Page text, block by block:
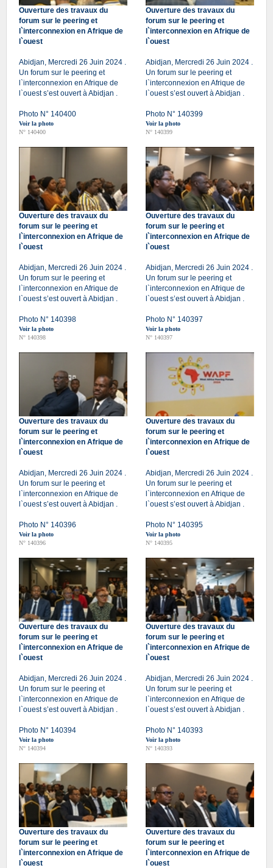
Ouverture des travaux du
forum sur le peering et
l`interconnexion en Afrique de
l`ouest
Abidjan, Mercredi 26 Juin 2024 .
Un forum sur le peering et
l`interconnexion en Afrique de
l`ouest s’est ouvert à Abidjan .
Photo N° 140400
Voir la photo
N° 140400
Ouverture des travaux du
forum sur le peering et
l`interconnexion en Afrique de
l`ouest
Abidjan, Mercredi 26 Juin 2024 .
Un forum sur le peering et
l`interconnexion en Afrique de
l`ouest s’est ouvert à Abidjan .
Photo N° 140399
Voir la photo
N° 140399
Ouverture des travaux du
forum sur le peering et
l`interconnexion en Afrique de
l`ouest
Abidjan, Mercredi 26 Juin 2024 .
Un forum sur le peering et
l`interconnexion en Afrique de
l`ouest s’est ouvert à Abidjan .
Photo N° 140398
Voir la photo
N° 140398
Ouverture des travaux du
forum sur le peering et
l`interconnexion en Afrique de
l`ouest
Abidjan, Mercredi 26 Juin 2024 .
Un forum sur le peering et
l`interconnexion en Afrique de
l`ouest s’est ouvert à Abidjan .
Photo N° 140397
Voir la photo
N° 140397
Ouverture des travaux du
forum sur le peering et
l`interconnexion en Afrique de
l`ouest
Abidjan, Mercredi 26 Juin 2024 .
Un forum sur le peering et
l`interconnexion en Afrique de
l`ouest s’est ouvert à Abidjan .
Photo N° 140396
Voir la photo
N° 140396
Ouverture des travaux du
forum sur le peering et
l`interconnexion en Afrique de
l`ouest
Abidjan, Mercredi 26 Juin 2024 .
Un forum sur le peering et
l`interconnexion en Afrique de
l`ouest s’est ouvert à Abidjan .
Photo N° 140395
Voir la photo
N° 140395
Ouverture des travaux du
forum sur le peering et
l`interconnexion en Afrique de
l`ouest
Abidjan, Mercredi 26 Juin 2024 .
Un forum sur le peering et
l`interconnexion en Afrique de
l`ouest s’est ouvert à Abidjan .
Photo N° 140394
Voir la photo
N° 140394
Ouverture des travaux du
forum sur le peering et
l`interconnexion en Afrique de
l`ouest
Abidjan, Mercredi 26 Juin 2024 .
Un forum sur le peering et
l`interconnexion en Afrique de
l`ouest s’est ouvert à Abidjan .
Photo N° 140393
Voir la photo
N° 140393
Ouverture des travaux du
forum sur le peering et
l`interconnexion en Afrique de
l`ouest
Ouverture des travaux du
forum sur le peering et
l`interconnexion en Afrique de
l`ouest